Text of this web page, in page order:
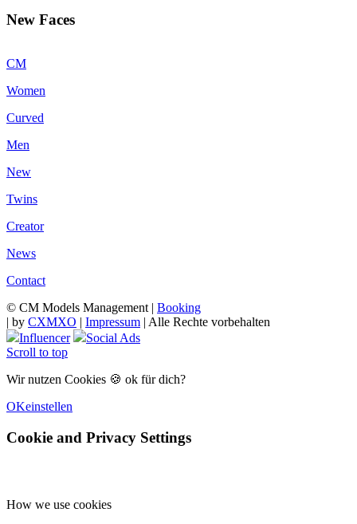
New Faces
CM
Women
Curved
Men
New
Twins
Creator
News
Contact
© CM Models Management | Booking
| by CXMXO | Impressum | Alle Rechte vorbehalten
Influencer
Social Ads
Scroll to top
Wir nutzen Cookies 🍪 ok für dich?
OKeinstellen
Cookie and Privacy Settings
How we use cookies